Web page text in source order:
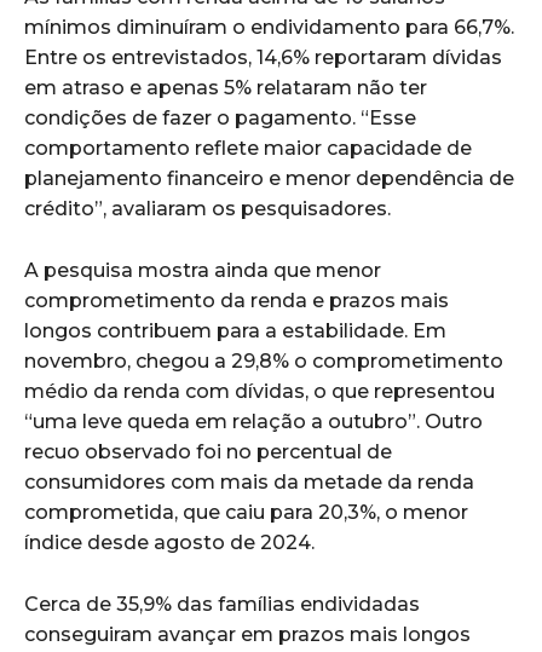
mínimos diminuíram o endividamento para 66,7%.
Entre os entrevistados, 14,6% reportaram dívidas
em atraso e apenas 5% relataram não ter
condições de fazer o pagamento. “Esse
comportamento reflete maior capacidade de
planejamento financeiro e menor dependência de
crédito”, avaliaram os pesquisadores.
A pesquisa mostra ainda que menor
comprometimento da renda e prazos mais
longos contribuem para a estabilidade. Em
novembro, chegou a 29,8% o comprometimento
médio da renda com dívidas, o que representou
“uma leve queda em relação a outubro”. Outro
recuo observado foi no percentual de
consumidores com mais da metade da renda
comprometida, que caiu para 20,3%, o menor
índice desde agosto de 2024.
Cerca de 35,9% das famílias endividadas
conseguiram avançar em prazos mais longos